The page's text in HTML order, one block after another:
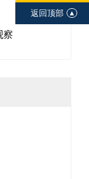
察
返回顶部 ▲